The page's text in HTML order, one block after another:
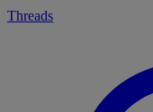
Threads